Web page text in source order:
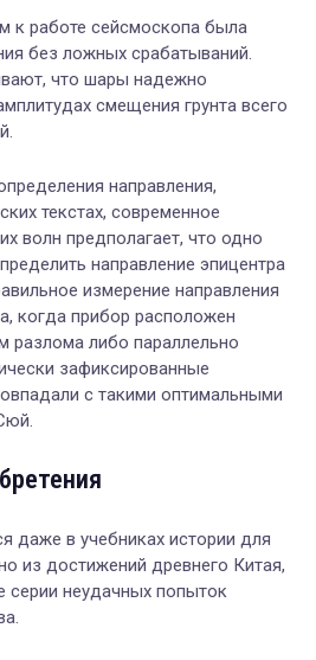
к работе сейсмоскопа была
без ложных срабатываний.
что шары надежно
смещения грунта всего
направления,
текстах, современное
волн предполагает, что одно
направление эпицентра
измерение направления
когда прибор расположен
разлома либо параллельно
зафиксированные
с такими оптимальными
даже в учебниках истории для
из достижений древнего Китая,
серии неудачных попыток